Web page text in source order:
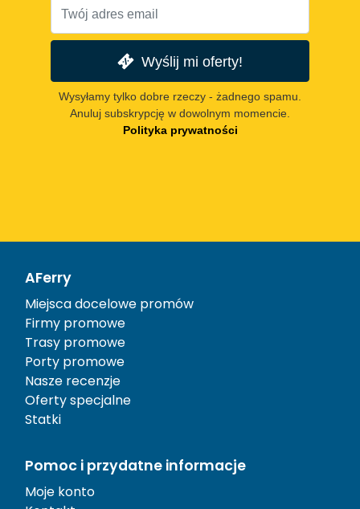
Wyślij mi oferty!
Wysyłamy tylko dobre rzeczy - żadnego spamu.
Anuluj subskrypcję w dowolnym momencie.
Polityka prywatności
AFerry
Miejsca docelowe promów
Firmy promowe
Trasy promowe
Porty promowe
Nasze recenzje
Oferty specjalne
Statki
Pomoc i przydatne informacje
Moje konto